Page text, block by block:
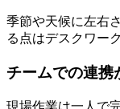
季節や天候に左右
る点はデスクワー
チームでの連携
現場作業は一人で